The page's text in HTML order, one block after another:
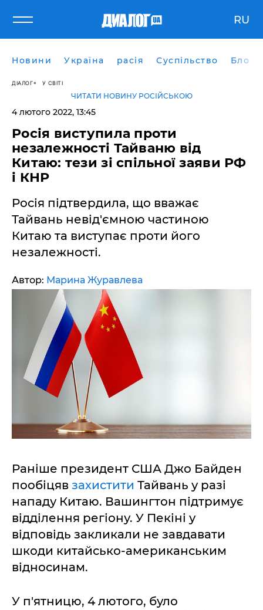
RU
Новини Україна расія Суспільство Блоги
ДІАЛОГ У СВІТІ
ЧИТАТИ НОВИНУ РОСІЙСЬКОЮ
4 лютого 2022, 13:45
Росія виступила проти
незалежності Тайваню від
Китаю: тези зі спільної заяви РФ
і КНР
Росія підтвердила, що вважає
Тайвань невід'ємною частиною
Китаю та виступає проти його
незалежності.
Автор: Марина Журавлева
Раніше президент США Джо Байден
пообіцяв захистити Тайвань у разі
нападу Китаю. Вашингтон підтримує
відділення регіону. У Пекіні у
відповідь закликали не завдавати
шкоди китайсько-американським
відносинам.
У п'ятницю, 4 лютого, було